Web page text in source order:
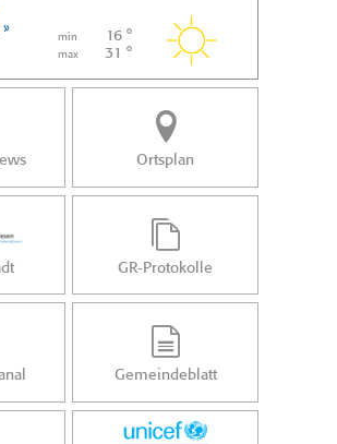
»
min 16 °
max 31 °
Ortsplan
GR-Protokolle
Gemeindeblatt